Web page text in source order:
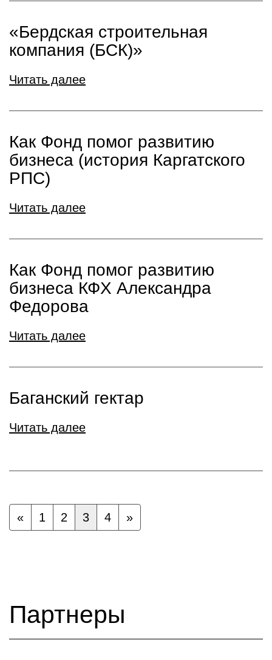
«Бердская строительная
компания (БСК)»
Читать далее
Как Фонд помог развитию
бизнеса (история Каргатского
РПС)
Читать далее
Как Фонд помог развитию
бизнеса КФХ Александра
Федорова
Читать далее
Баганский гектар
Читать далее
« 1 2 3 4 »
Партнеры